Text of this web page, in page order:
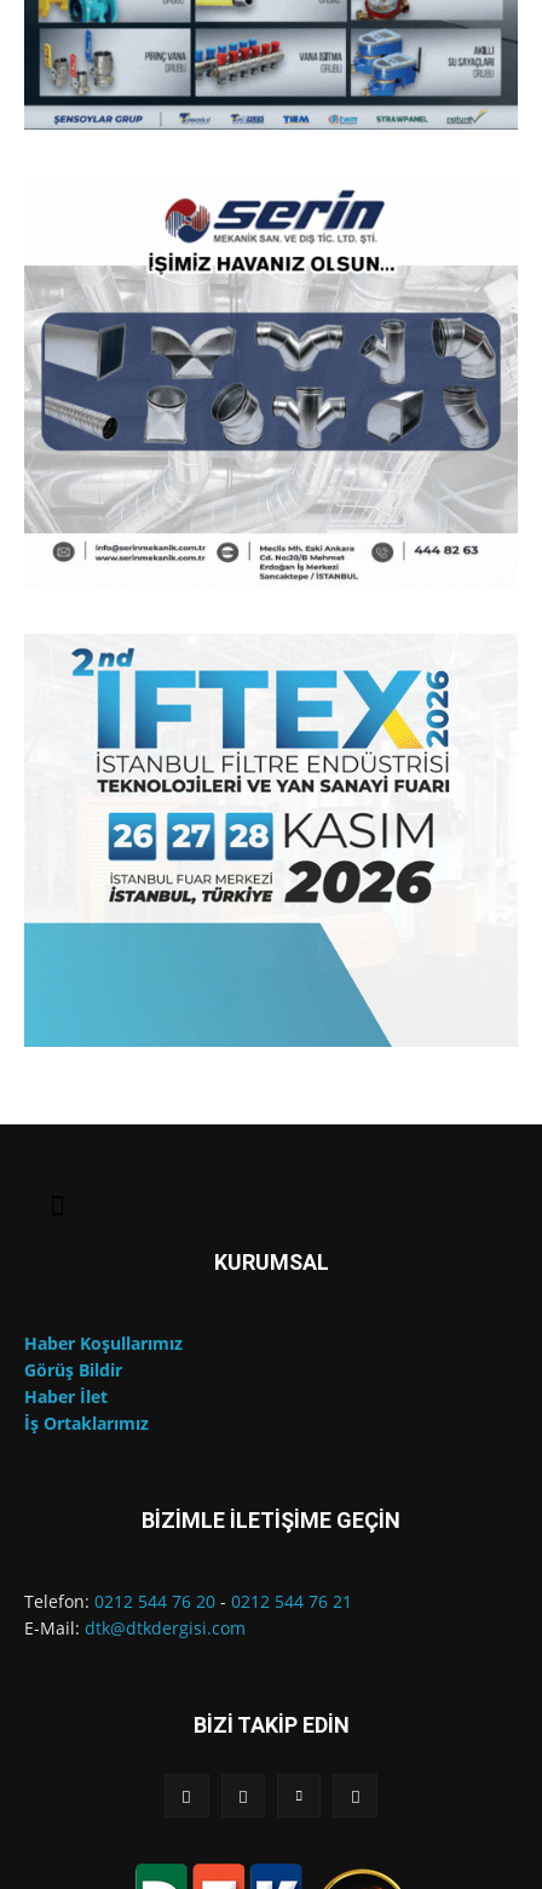
KURUMSAL
Haber Koşullarımız
Görüş Bildir
Haber İlet
İş Ortaklarımız
BİZİMLE İLETİŞİME GEÇİN
Telefon: 0212 544 76 20 - 0212 544 76 21
E-Mail: dtk@dtkdergisi.com
BİZİ TAKİP EDİN